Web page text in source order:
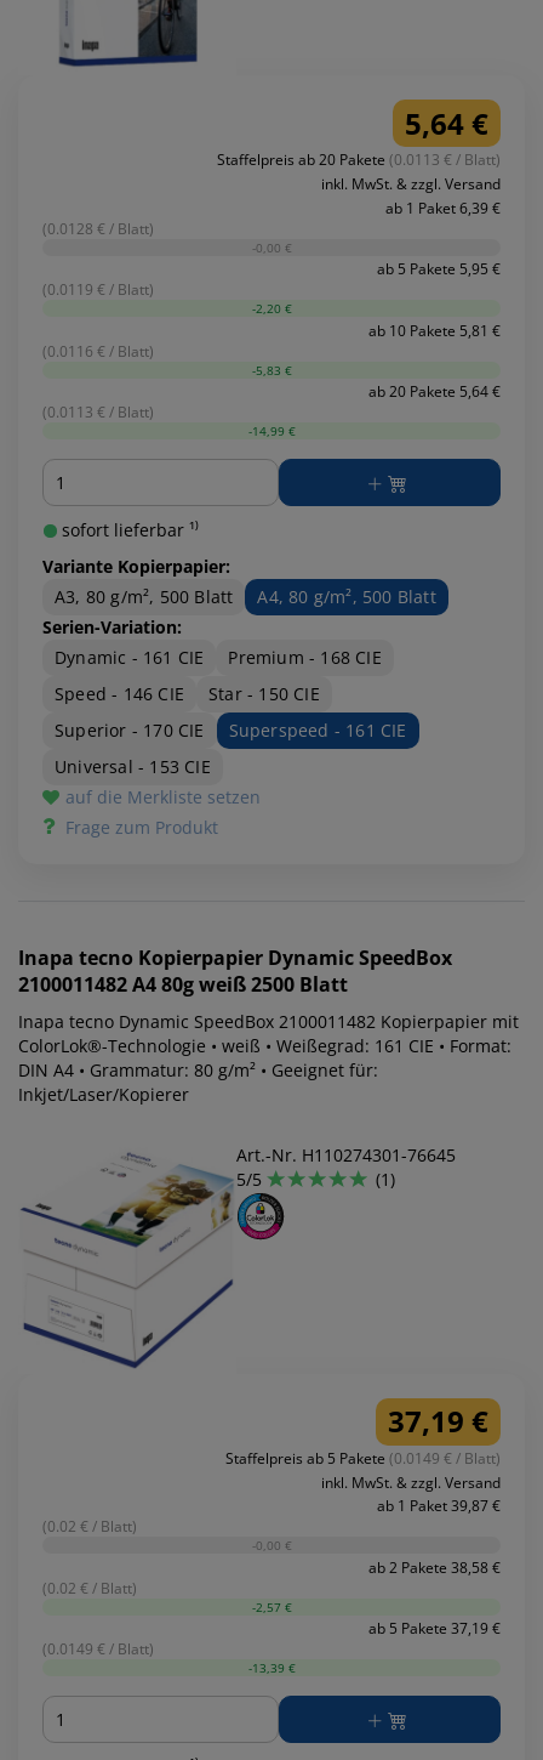
5,64 €
Staffelpreis ab 20 Pakete (0.0113 € / Blatt)
inkl. MwSt. & zzgl. Versand
ab 1 Paket 6,39 €
(0.0128 € / Blatt)
-0,00 €
ab 5 Pakete 5,95 €
(0.0119 € / Blatt)
-2,20 €
ab 10 Pakete 5,81 €
(0.0116 € / Blatt)
-5,83 €
ab 20 Pakete 5,64 €
(0.0113 € / Blatt)
-14,99 €
Menge
sofort lieferbar ¹⁾
Variante Kopierpapier:
A3, 80 g/m², 500 Blatt
A4, 80 g/m², 500 Blatt
Serien-Variation:
Dynamic - 161 CIE
Premium - 168 CIE
Speed - 146 CIE
Star - 150 CIE
Superior - 170 CIE
Superspeed - 161 CIE
Universal - 153 CIE
auf die Merkliste setzen
Frage zum Produkt
Inapa tecno Kopierpapier Dynamic SpeedBox
2100011482 A4 80g weiß 2500 Blatt
Inapa tecno Dynamic SpeedBox 2100011482 Kopierpapier mit
ColorLok®-Technologie • weiß • Weißegrad: 161 CIE • Format:
DIN A4 • Grammatur: 80 g/m² • Geeignet für:
Inkjet/Laser/Kopierer
Art.-Nr. H110274301-76645
5/5
(1)
37,19 €
Staffelpreis ab 5 Pakete (0.0149 € / Blatt)
inkl. MwSt. & zzgl. Versand
ab 1 Paket 39,87 €
(0.02 € / Blatt)
-0,00 €
ab 2 Pakete 38,58 €
(0.02 € / Blatt)
-2,57 €
ab 5 Pakete 37,19 €
(0.0149 € / Blatt)
-13,39 €
Menge